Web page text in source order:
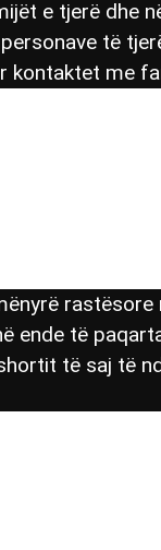
e tjerë dhe
të
kontaktet me
ende të
të saj të